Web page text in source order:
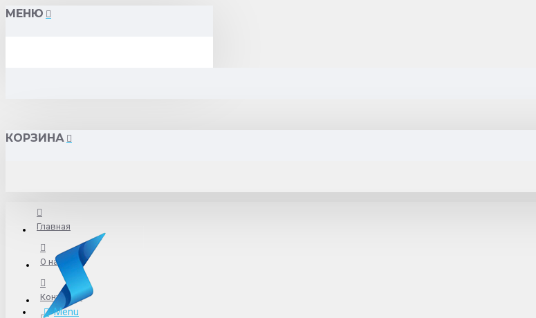
МЕНЮ
КОРЗИНА
Главная
О нас
Контакты
Menu